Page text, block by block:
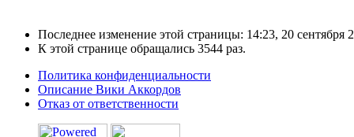
Последнее изменение этой страницы: 14:23, 20 сентября
К этой странице обращались 3544 раз.
Политика конфиденциальности
Описание Вики Аккордов
Отказ от ответственности